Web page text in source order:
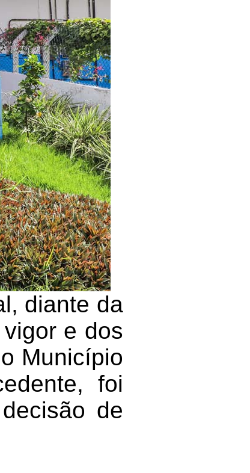
diante da
e dos
Município
foi
de